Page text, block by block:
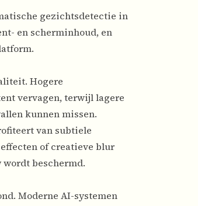
gezichtsdetectie in
en scherminhoud, en
Hogere
vervagen, terwijl lagere
kunnen missen.
van subtiele
of creatieve blur
beschermd.
Moderne AI-systemen